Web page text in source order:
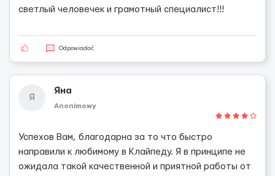
светлый человечек и грамотный специалист!!!
Odpowiadać
Я
Яна
Anonimowy
Успехов Вам, благодарна за то что быстро
направили к любимому в Клайпеду. Я в принципе не
ожидала такой качественной и приятной работы от